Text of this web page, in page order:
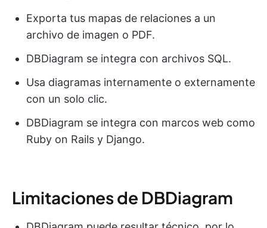
Exporta tus mapas de relaciones a un
archivo de imagen o PDF.
DBDiagram se integra con archivos SQL.
Usa diagramas internamente o externamente
con un solo clic.
DBDiagram se integra con marcos web como
Ruby on Rails y Django.
Limitaciones de DBDiagram